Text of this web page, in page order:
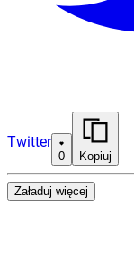
Twitter
0 Kopiuj
Załaduj więcej